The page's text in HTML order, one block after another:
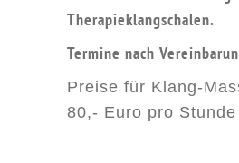
Therapieklangschalen.
Termine nach
Preise für Klang-
80,- Euro pro Stunde